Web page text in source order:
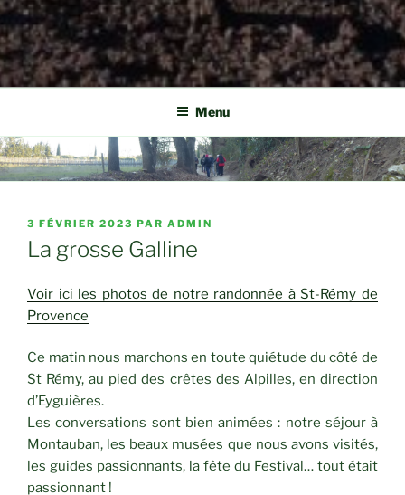
Menu
PUBLIÉ
LE
3 FÉVRIER 2023 PAR ADMIN
La grosse Galline
Voir ici les photos de notre randonnée à St-Rémy de
Provence
Ce matin nous marchons en toute quiétude du côté de
St Rémy, au pied des crêtes des Alpilles, en direction
d’Eyguières.
Les conversations sont bien animées : notre séjour à
Montauban, les beaux musées que nous avons visités,
les guides passionnants, la fête du Festival… tout était
passionnant !